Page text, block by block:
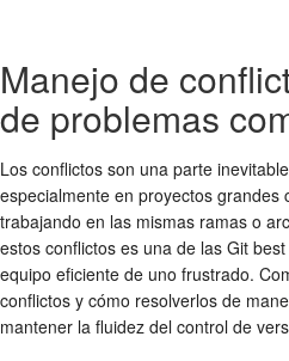
Manejo de
de problemas
Los conflictos son una parte
especialmente en proyectos grandes
trabajando en las mismas ramas o
estos conflictos es una de las Git
equipo eficiente de uno frustrado.
conflictos y cómo resolverlos de
mantener la fluidez del control de